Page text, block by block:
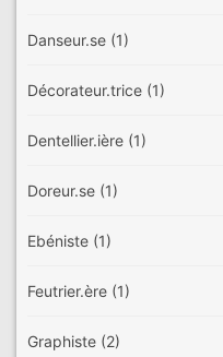
Danseur.se (1)
Décorateur.trice (1)
Dentellier.ière (1)
Doreur.se (1)
Ebéniste (1)
Feutrier.ère (1)
Graphiste (2)